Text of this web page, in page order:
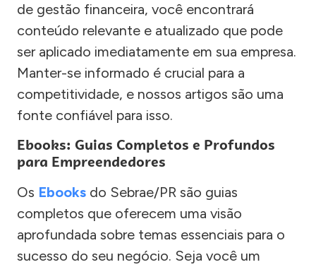
de gestão financeira, você encontrará
conteúdo relevante e atualizado que pode
ser aplicado imediatamente em sua empresa.
Manter-se informado é crucial para a
competitividade, e nossos artigos são uma
fonte confiável para isso.
Ebooks: Guias Completos e Profundos
para Empreendedores
Os Ebooks do Sebrae/PR são guias
completos que oferecem uma visão
aprofundada sobre temas essenciais para o
sucesso do seu negócio. Seja você um